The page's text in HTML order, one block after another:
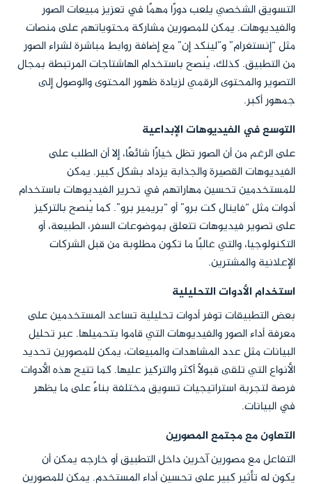
التسويق الشخصي يلعب دورًا مهمًا في تعزيز مبيعات الصور
والفيديوهات. يمكن للمصورين مشاركة محتوياتهم على منصات
مثل “إنستغرام” و”لينكد إن” مع إضافة روابط مباشرة لشراء الصور
من التطبيق. كذلك، يُنصح باستخدام الهاشتاجات المرتبطة بمجال
التصوير والمحتوى الرقمي لزيادة ظهور المحتوى والوصول إلى
جمهور أكبر.
التوسع في الفيديوهات الإبداعية
على الرغم من أن الصور تظل خيارًا شائعًا، إلا أن الطلب على
الفيديوهات القصيرة والجذابة يزداد بشكل كبير. يمكن
للمستخدمين تحسين مهاراتهم في تحرير الفيديوهات باستخدام
أدوات مثل “فاينال كت برو” أو “بريمير برو”. كما يُنصح بالتركيز
على تصوير فيديوهات تتعلق بموضوعات السفر، الطبيعة، أو
التكنولوجيا، والتي غالبًا ما تكون مطلوبة من قبل الشركات
الإعلانية والمشترين.
استخدام الأدوات التحليلية
بعض التطبيقات توفر أدوات تحليلية تساعد المستخدمين على
معرفة أداء الصور والفيديوهات التي قاموا بتحميلها. عبر تحليل
البيانات مثل عدد المشاهدات والمبيعات، يمكن للمصورين تحديد
الأنواع التي تلقى قبولًا أكثر والتركيز عليها. كما تتيح هذه الأدوات
فرصة لتجربة استراتيجيات تسويق مختلفة بناءً على ما يظهر
في البيانات.
التعاون مع مجتمع المصورين
التفاعل مع مصورين آخرين داخل التطبيق أو خارجه يمكن أن
يكون له تأثير كبير على تحسين أداء المستخدم. يمكن للمصورين